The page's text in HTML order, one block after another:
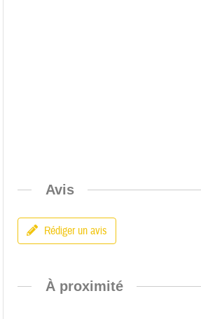
Avis
Rédiger un avis
À proximité